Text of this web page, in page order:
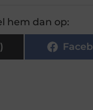
hem dan op: